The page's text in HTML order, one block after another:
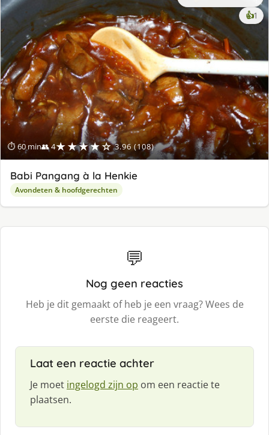
⏱ 60 min👥 4★★★★☆ 3.96 (108)
👍1
Babi Pangang à la Henkie
Avondeten & hoofdgerechten
💬
Nog geen reacties
Heb je dit gemaakt of heb je een vraag? Wees de
eerste die reageert.
Laat een reactie achter
Je moet ingelogd zijn op om een reactie te
plaatsen.